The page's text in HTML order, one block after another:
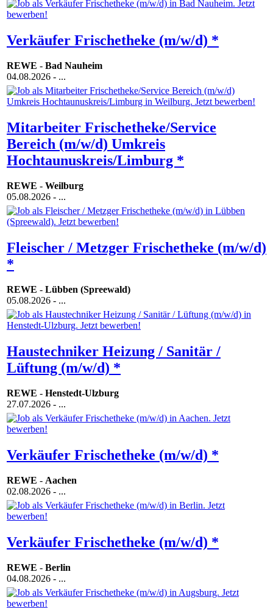
Verkäufer Frischetheke (m/w/d) *
REWE - Bad Nauheim
04.08.2026 - ...
Mitarbeiter Frischetheke/Service
Bereich (m/w/d) Umkreis
Hochtaunuskreis/Limburg *
REWE - Weilburg
05.08.2026 - ...
Fleischer / Metzger Frischetheke (m/w/d)
*
REWE - Lübben (Spreewald)
05.08.2026 - ...
Haustechniker Heizung / Sanitär /
Lüftung (m/w/d) *
REWE - Henstedt-Ulzburg
27.07.2026 - ...
Verkäufer Frischetheke (m/w/d) *
REWE - Aachen
02.08.2026 - ...
Verkäufer Frischetheke (m/w/d) *
REWE - Berlin
04.08.2026 - ...